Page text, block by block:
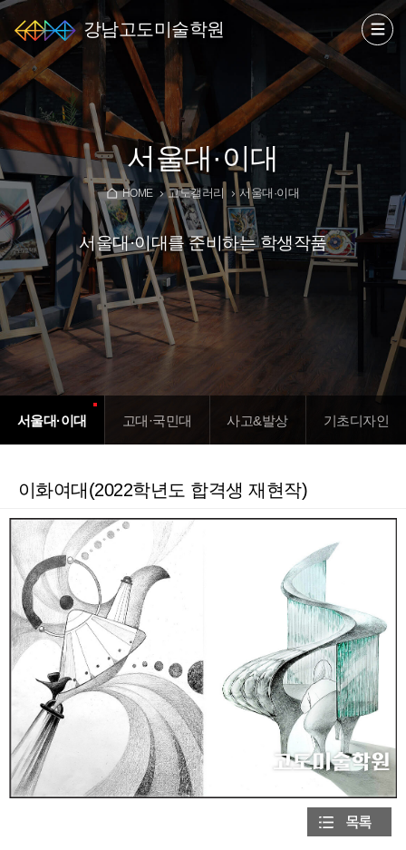
강남고도미술학원
서울대·이대
HOME 고도갤러리 서울대·이대
서울대·이대를 준비하는 학생작품
서울대·이대 고대·국민대 사고&발상 기초디자인
이화여대(2022학년도 합격생 재현작)